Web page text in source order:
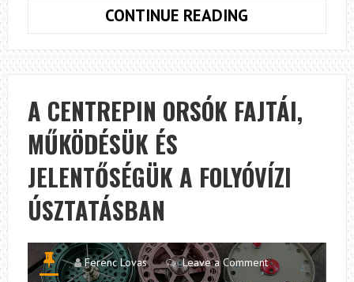
CONTINUE READING
A CENTREPIN ORSÓK FAJTÁI,
MŰKÖDÉSÜK ÉS
JELENTŐSÉGÜK A FOLYÓVÍZI
ÚSZTATÁSBAN
Ferenc Lovas Leave a Comment